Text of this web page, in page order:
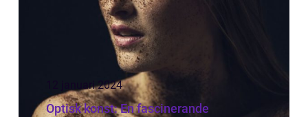
12 januari 2024
Optisk konst: En fascinerande